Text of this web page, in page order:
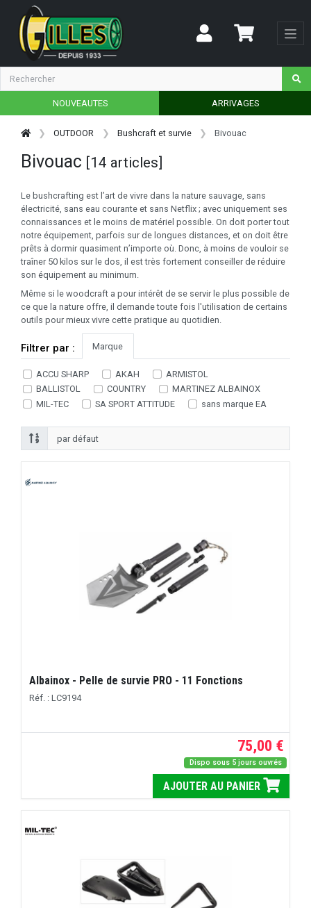
NOUVEAUTES ARRIVAGES
OUTDOOR Bushcraft et survie Bivouac
Bivouac [14 articles]
Le bushcrafting est l’art de vivre dans la nature sauvage, sans
électricité, sans eau courante et sans Netflix ; avec uniquement ses
connaissances et le moins de matériel possible. On doit porter tout
notre équipement, parfois sur de longues distances, et on doit être
prêts à dormir quasiment n’importe où. Donc, à moins de vouloir se
traîner 50 kilos sur le dos, il est très fortement conseiller de réduire
son équipement au minimum.
Même si le woodcraft a pour intérêt de se servir le plus possible de
ce que la nature offre, il demande toute fois l'utilisation de certains
outils pour mieux vivre cette pratique au quotidien.
Filtrer par : Marque
ACCU SHARP AKAH
ARMISTOL
BALLISTOL
COUNTRY
MARTINEZ ALBAINOX
MIL-TEC
SA SPORT ATTITUDE sans marque EA
Albainox - Pelle de survie PRO - 11 Fonctions
Réf. : LC9194
75,00 €
Dispo sous 5 jours ouvrés
AJOUTER AU PANIER